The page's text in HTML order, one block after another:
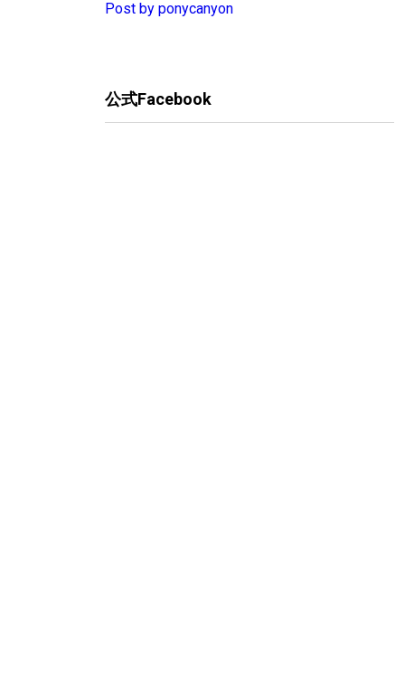
Post by ponycanyon
公式Facebook